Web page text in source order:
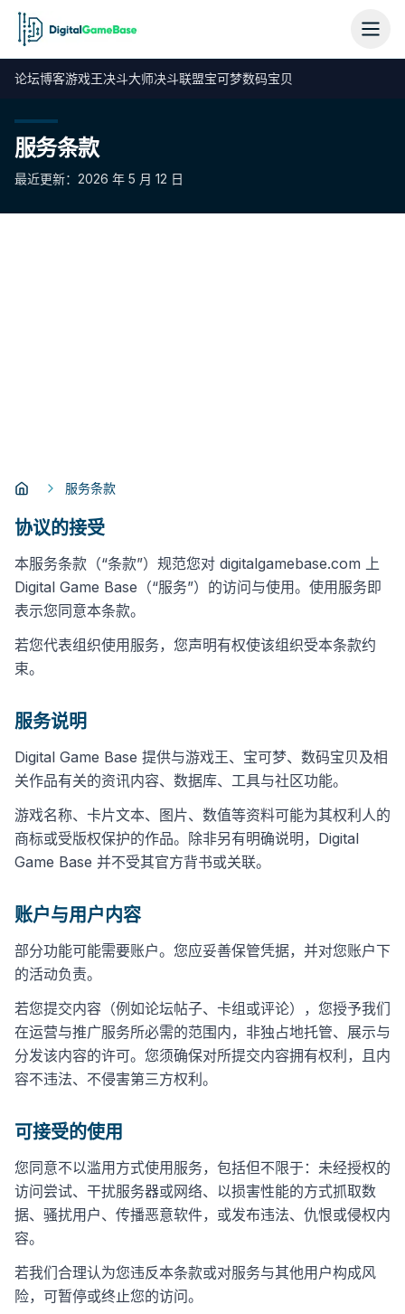
论坛博客游戏王决斗大师决斗联盟宝可梦数码宝贝
服务条款
最近更新：2026 年 5 月 12 日
服务条款
协议的接受
本服务条款（“条款”）规范您对 digitalgamebase.com 上
Digital Game Base（“服务”）的访问与使用。使用服务即
表示您同意本条款。
若您代表组织使用服务，您声明有权使该组织受本条款约
束。
服务说明
Digital Game Base 提供与游戏王、宝可梦、数码宝贝及相
关作品有关的资讯内容、数据库、工具与社区功能。
游戏名称、卡片文本、图片、数值等资料可能为其权利人的
商标或受版权保护的作品。除非另有明确说明，Digital
Game Base 并不受其官方背书或关联。
账户与用户内容
部分功能可能需要账户。您应妥善保管凭据，并对您账户下
的活动负责。
若您提交内容（例如论坛帖子、卡组或评论），您授予我们
在运营与推广服务所必需的范围内，非独占地托管、展示与
分发该内容的许可。您须确保对所提交内容拥有权利，且内
容不违法、不侵害第三方权利。
可接受的使用
您同意不以滥用方式使用服务，包括但不限于：未经授权的
访问尝试、干扰服务器或网络、以损害性能的方式抓取数
据、骚扰用户、传播恶意软件，或发布违法、仇恨或侵权内
容。
若我们合理认为您违反本条款或对服务与其他用户构成风
险，可暂停或终止您的访问。